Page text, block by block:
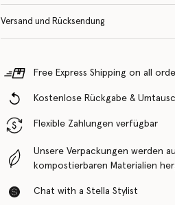
Versand und Rücksendung
Free Express Shipping on all
Kostenlose Rückgabe &
Flexible Zahlungen verfügbar
Unsere Verpackungen werden
kompostierbaren Materialien
Chat with a Stella Stylist